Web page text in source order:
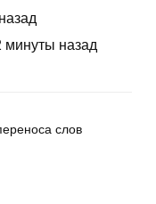
минуты назад
слов